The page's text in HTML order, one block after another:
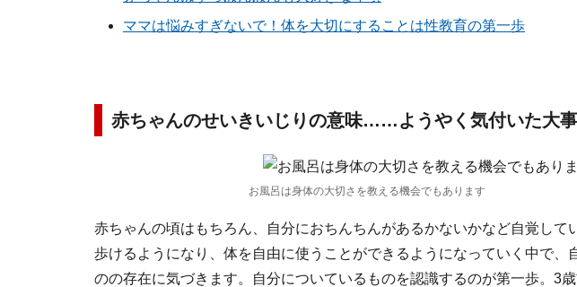
ママは悩みすぎないで！体を大切にすることは性教育の第一歩
赤ちゃんのせいきいじりの意味……ようやく気付いた大
お風呂は身体の大切さを教える機会でもあります
赤ちゃんの頃はもちろん、自分におちんちんがあるかないかなど自覚して
歩けるようになり、体を自由に使うことができるようになっていく中で、
のの存在に気づきます。自分についているものを認識するのが第一歩。3